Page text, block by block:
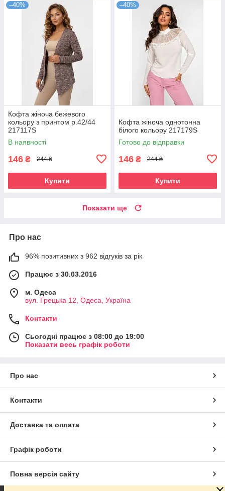
–40%
Кофта жіноча бежевого
кольору з принтом р.42/44
217117S
В наявності
146 ₴ 244 ₴
Купити
–40%
Кофта жіноча однотонна
білого кольору 217179S
Готово до відправки
146 ₴ 244 ₴
Купити
Показати ще
Про нас
96% позитивних з 962 відгуків за рік
Працює з 30.03.2016
м. Одеса
вул. Грецька 12, Одеса, Україна
Контакти
Сьогодні працює з 08:00 до 19:00
Показати весь графік роботи
Про нас
Контакти
Доставка та оплата
Графік роботи
Повна версія сайту